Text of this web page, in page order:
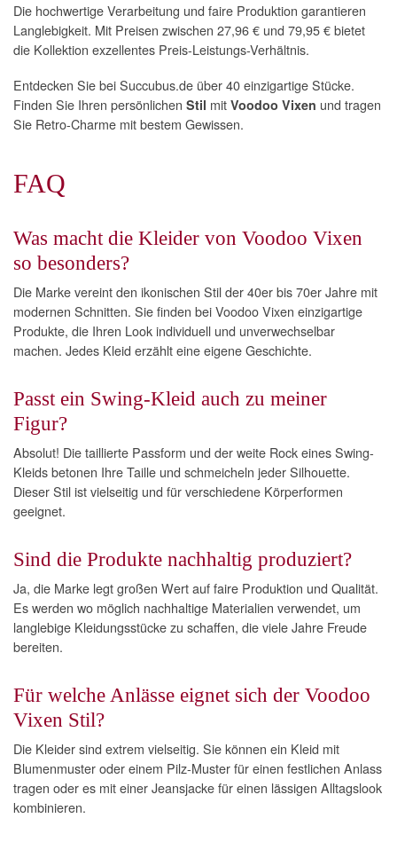
Die hochwertige Verarbeitung und faire Produktion garantieren
Langlebigkeit. Mit Preisen zwischen 27,96 € und 79,95 € bietet
die Kollektion exzellentes Preis-Leistungs-Verhältnis.
Entdecken Sie bei Succubus.de über 40 einzigartige Stücke.
Finden Sie Ihren persönlichen Stil mit Voodoo Vixen und tragen
Sie Retro-Charme mit bestem Gewissen.
FAQ
Was macht die Kleider von Voodoo Vixen
so besonders?
Die Marke vereint den ikonischen Stil der 40er bis 70er Jahre mit
modernen Schnitten. Sie finden bei Voodoo Vixen einzigartige
Produkte, die Ihren Look individuell und unverwechselbar
machen. Jedes Kleid erzählt eine eigene Geschichte.
Passt ein Swing-Kleid auch zu meiner
Figur?
Absolut! Die taillierte Passform und der weite Rock eines Swing-
Kleids betonen Ihre Taille und schmeicheln jeder Silhouette.
Dieser Stil ist vielseitig und für verschiedene Körperformen
geeignet.
Sind die Produkte nachhaltig produziert?
Ja, die Marke legt großen Wert auf faire Produktion und Qualität.
Es werden wo möglich nachhaltige Materialien verwendet, um
langlebige Kleidungsstücke zu schaffen, die viele Jahre Freude
bereiten.
Für welche Anlässe eignet sich der Voodoo
Vixen Stil?
Die Kleider sind extrem vielseitig. Sie können ein Kleid mit
Blumenmuster oder einem Pilz-Muster für einen festlichen Anlass
tragen oder es mit einer Jeansjacke für einen lässigen Alltagslook
kombinieren.